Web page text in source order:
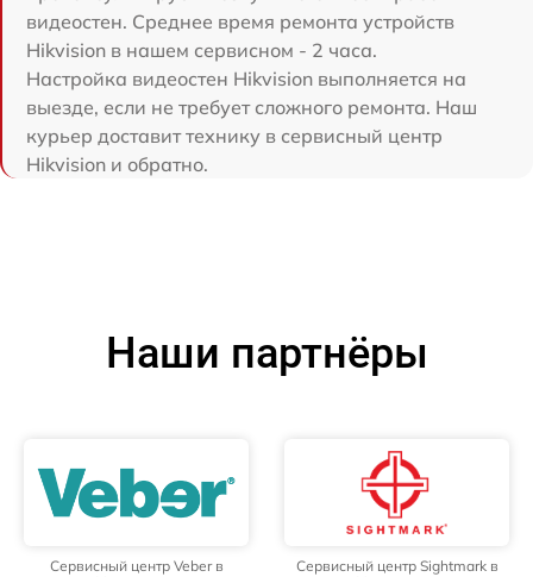
видеостен. Среднее время ремонта устройств
Hikvision в нашем сервисном - 2 часа.
Настройка видеостен Hikvision выполняется на
выезде, если не требует сложного ремонта. Наш
курьер доставит технику в сервисный центр
Hikvision и обратно.
Наши партнёры
Сервисный центр Veber в
Сервисный центр Sightmark в